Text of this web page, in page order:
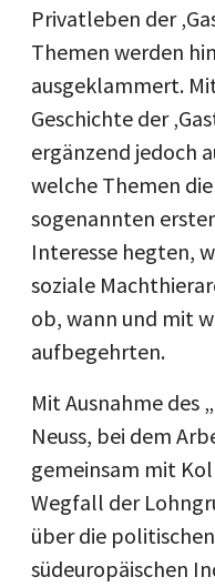
Privatleben der
Themen werden
ausgeklammert.
Geschichte der
ergänzend jedoch
welche Themen
sogenannten
Interesse hegten,
soziale
ob, wann und mit
aufbegehrten.
Mit Ausnahme des
Neuss, bei dem
gemeinsam mit
Wegfall der
über die
südeuropäischen